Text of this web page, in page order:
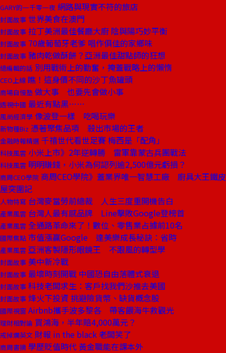
GARY的一千零一夜 網路與現實不符的旅店
封面故事 世界美食在澳門
封面故事 拉丁美洲最佳餐廳大廚 陰與陽巧妙平衡
封面故事 70歲葡萄牙老爹 唱作俱佳的家鄉味
封面故事 豬肉乾做酥餅？亞洲最佳甜點師的狂想
總編輯的話 別用戰術上的勤奮，掩蓋戰略上的懶惰
CEO上線 瞧！這身價不同的沙丁魚罐頭
商場自慢塾 做大事 也要先會做小事
透視中國 最近有點黑……
風尚經濟學 像波登一樣 吃喝玩樂
新物種Biz 憑著聚焦品項 殺出市場的王者
金融時報精選 千禧世代看世足賽 梅西是「配角」
科技風雲 小米上市》2年逆轉勝 雷軍靠蒙古兵團戰法
科技風雲 明明賺錢，小米為何認列逾2,500億元虧損？
商周CEO學院 商周CEO學院》蓋業界唯一智慧工廠 廚具大王鐵皮
屋突圍記
人物特寫 台灣麥當勞前總裁 人生三度重開機告白
產業風雲 台灣人最有感品牌 Line擊敗Google登榜首
產業風雲 全通路革命來了！數位、零售業占據前10名
國際焦點 市值漲贏Google 達美樂成長秘訣：省時
產業風雲 亞洲客製隱形眼鏡王 不跟風的轉型學
封面故事 美中新冷戰
封面故事 最壞時刻開戰 中國恐自由落體式衰退
封面故事 科技老闆求生：客戶找我們沙推去美國
封面故事 烽火下投資 挑避險貨幣、缺貨概念股
國際視窗 Airbnb攜手波多黎各 帶客餵海牛救觀光
理財相對論 買鴻海，半年賠4,000萬元？
戒掉爛英文 財報 in the black 老闆笑了
商周書摘 學歷貶值時代 黃金職能在課本外